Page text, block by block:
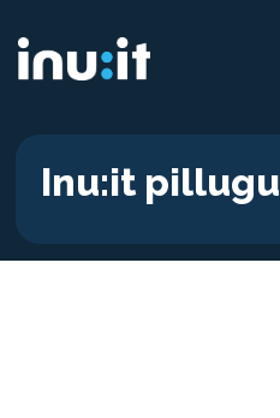
Inu:it pillugu